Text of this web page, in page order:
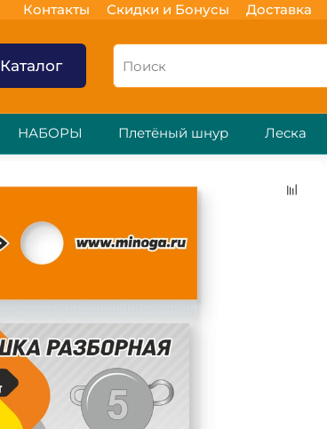
Контакты Скидки и Бонусы Доставка
Каталог
НАБОРЫ Плетёный шнур Леска